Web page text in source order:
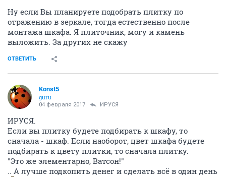
Ну если Вы планируете подобрать плитку по
отражению в зеркале, тогда естественно после
монтажа шкафа. Я плиточник, могу и камень
выложить. За других не скажу
ОТВЕТИТЬ
Konst5
guru
04 февраля 2017 ИРУСЯ
ИРУСЯ.
Если вы плитку будете подбирать к шкафу, то
сначала - шкаф. Если наоборот, цвет шкафа будете
подбирать к цвету плитки, то сначала плитку.
"Это же элементарно, Ватсон!"
.. А лучше подкопить денег и сделать всё в один день